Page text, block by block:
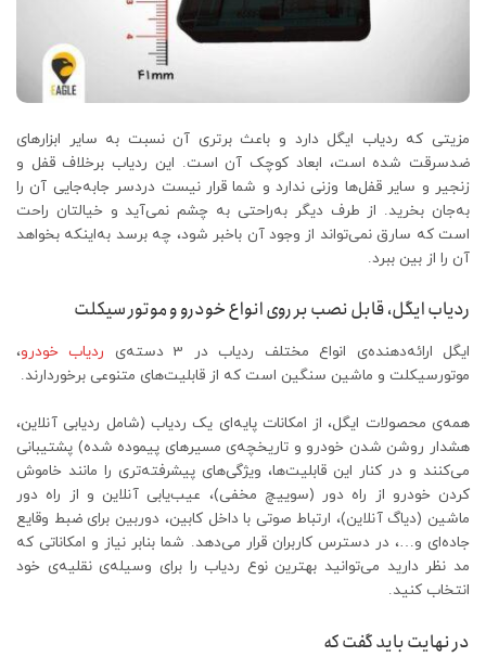
مزیتی که ردیاب ایگل دارد و باعث برتری آن نسبت به سایر ابزارهای
ضدسرقت شده است، ابعاد کوچک آن است. این ردیاب برخلاف قفل و
زنجیر و سایر قفل‌ها وزنی ندارد و شما قرار نیست دردسر جابه‌جایی آن را
به‌جان بخرید. از طرف دیگر به‌راحتی به چشم نمی‌آید و خیالتان راحت
است که سارق نمی‌تواند از وجود آن باخبر شود، چه برسد به‌اینکه بخواهد
آن را از بین ببرد.
ردیاب ایگل، قابل نصب بر روی انواع خودرو و موتور سیکلت
ایگل ارائه‌دهنده‌ی انواع مختلف ردیاب در 3 دسته‌ی ردیاب خودرو،
موتورسیکلت و ماشین سنگین است که از قابلیت‌های متنوعی برخوردارند.
همه‌ی محصولات ایگل، از امکانات پایه‌ای یک ردیاب (شامل ردیابی آنلاین،
هشدار روشن شدن خودرو و تاریخچه‌ی مسیرهای پیموده شده) پشتیبانی
می‌کنند و در کنار این قابلیت‌ها، ویژگی‌های پیشرفته‌تری را مانند خاموش
کردن خودرو از راه دور (سوییچ مخفی)، عیب‌یابی آنلاین و از راه دور
ماشین (دیاگ آنلاین)، ارتباط صوتی با داخل کابین، دوربین برای ضبط وقایع
جاده‌ای و…، در دسترس کاربران قرار می‌دهد. شما بنابر نیاز و امکاناتی که
مد نظر دارید می‌توانید بهترین نوع ردیاب را برای وسیله‌ی نقلیه‌ی خود
انتخاب کنید.
در نهایت باید گفت که